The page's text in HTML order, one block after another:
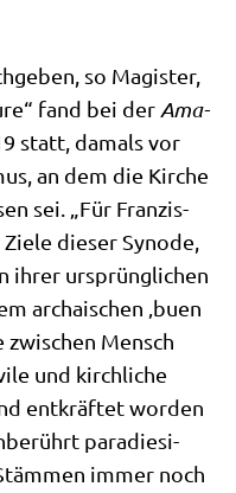
so Magi­ster,
fand bei derAma­
statt, damals vor
an dem die Kir­che
sei. „Für Fran­zis­
die­ser Syn­ode,
ihrer ursprüng­li­chen
archai­schen ‚buen
Mensch
und kirch­li­che
ent­kräf­tet wor­den
para­die­si­
immer noch